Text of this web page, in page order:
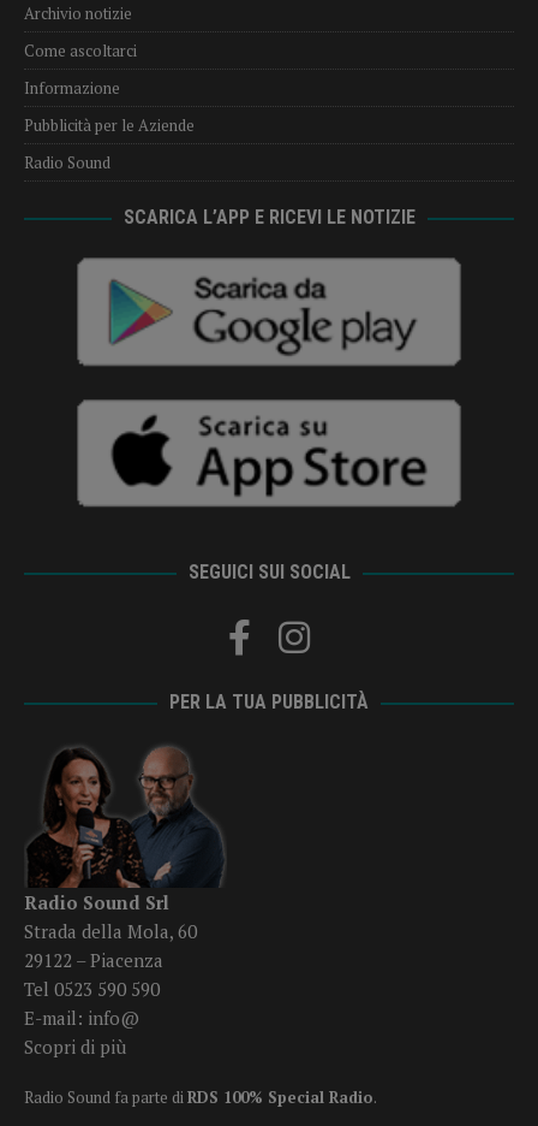
Archivio notizie
Come ascoltarci
Informazione
Pubblicità per le Aziende
Radio Sound
SCARICA L’APP E RICEVI LE NOTIZIE
SEGUICI SUI SOCIAL
PER LA TUA PUBBLICITÀ
Radio Sound Srl
Strada della Mola, 60
29122 – Piacenza
Tel 0523 590 590
E-mail: info@
Scopri di più
Radio Sound fa parte diRDS 100% Special Radio.